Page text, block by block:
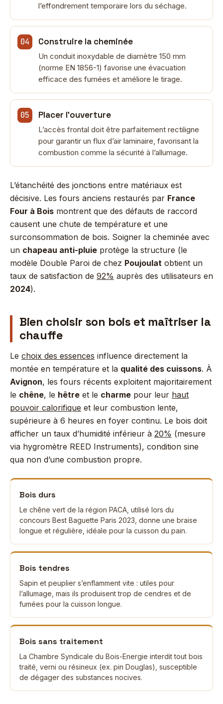
l’effondrement temporaire lors du séchage.
Construire la cheminée
Un conduit inoxydable de diamètre 150 mm
(norme EN 1856-1) favorise une évacuation
efficace des fumées et améliore le tirage.
Placer l’ouverture
L’accès frontal doit être parfaitement rectiligne
pour garantir un flux d’air laminaire, favorisant la
combustion comme la sécurité à l’allumage.
L’étanchéité des jonctions entre matériaux est
décisive. Les fours anciens restaurés par France
Four à Bois montrent que des défauts de raccord
causent une chute de température et une
surconsommation de bois. Soigner la cheminée avec
un chapeau anti-pluie protège la structure (le
modèle Double Paroi de chez Poujoulat obtient un
taux de satisfaction de 92% auprès des utilisateurs en
2024).
Bien choisir son bois et maîtriser la
chauffe
Le choix des essences influence directement la
montée en température et la qualité des cuissons. À
Avignon, les fours récents exploitent majoritairement
le chêne, le hêtre et le charme pour leur haut
pouvoir calorifique et leur combustion lente,
supérieure à 6 heures en foyer continu. Le bois doit
afficher un taux d’humidité inférieur à 20% (mesure
via hygromètre REED Instruments), condition sine
qua non d’une combustion propre.
Bois durs
Le chêne vert de la région PACA, utilisé lors du
concours Best Baguette Paris 2023, donne une braise
longue et régulière, idéale pour la cuisson du pain.
Bois tendres
Sapin et peuplier s’enflamment vite : utiles pour
l’allumage, mais ils produisent trop de cendres et de
fumées pour la cuisson longue.
Bois sans traitement
La Chambre Syndicale du Bois-Energie interdit tout bois
traité, verni ou résineux (ex. pin Douglas), susceptible
de dégager des substances nocives.